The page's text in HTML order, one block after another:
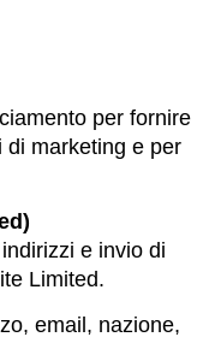
per fornire
di marketing e per
e invio di
Limited.
email, nazione,